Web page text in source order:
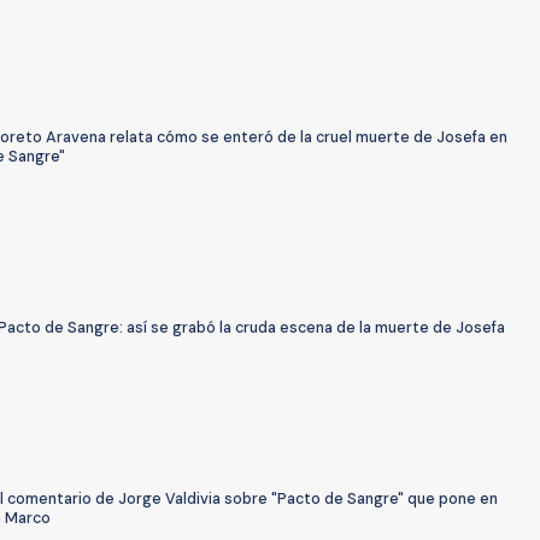
Aravena relata cómo se enteró de la cruel muerte de Josefa en
Sangre"
de Sangre: así se grabó la cruda escena de la muerte de Josefa
comentario de Jorge Valdivia sobre "Pacto de Sangre" que pone en
Marco